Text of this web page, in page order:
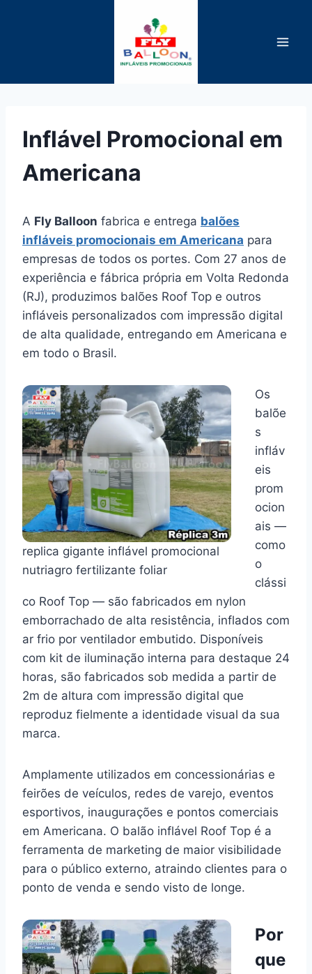
Inflável Promocional em
Americana
A Fly Balloon fabrica e entrega balões
infláveis promocionais em Americana para
empresas de todos os portes. Com 27 anos de
experiência e fábrica própria em Volta Redonda
(RJ), produzimos balões Roof Top e outros
infláveis personalizados com impressão digital
de alta qualidade, entregando em Americana e
em todo o Brasil.
replica gigante inflável promocional
nutriagro fertilizante foliar
Os
balõe
s
infláv
eis
prom
ocion
ais —
como
o
clássi
co Roof Top — são fabricados em nylon
emborrachado de alta resistência, inflados com
ar frio por ventilador embutido. Disponíveis
com kit de iluminação interna para destaque 24
horas, são fabricados sob medida a partir de
2m de altura com impressão digital que
reproduz fielmente a identidade visual da sua
marca.
Amplamente utilizados em concessionárias e
feirões de veículos, redes de varejo, eventos
esportivos, inaugurações e pontos comerciais
em Americana. O balão inflável Roof Top é a
ferramenta de marketing de maior visibilidade
para o público externo, atraindo clientes para o
ponto de venda e sendo visto de longe.
Por
que